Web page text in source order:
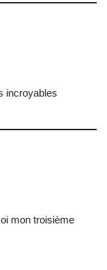
incroyables
mon troisième